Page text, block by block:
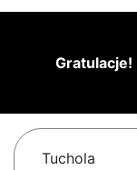
Gratulacje!
Tuchola